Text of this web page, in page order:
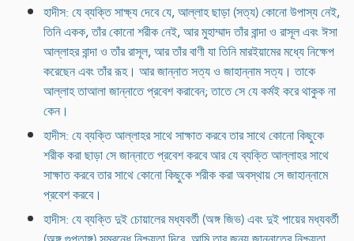
হাদীস: যে ব্যক্তি সাক্ষ্য দেবে যে, আল্লাহ ছাড়া (সত্য) কোনো উপাস্য নেই,
তিনি একক, তাঁর কোনো শরীক নেই, আর মুহাম্মাদ তাঁর বান্দা ও রাসূল এবং ঈসা
আল্লাহর বান্দা ও তাঁর রাসূল, আর তাঁর বাণী যা তিনি মারইয়ামের মধ্যে নিক্ষেপ
করেছেন এবং তাঁর রূহ। আর জান্নাত সত্য ও জাহান্নাম সত্য। তাকে
আল্লাহ তাআলা জান্নাতে প্রবেশ করাবেন; তাতে সে যে কর্মই করে থাকুক না
কেন।
হাদীস: যে ব্যক্তি আল্লাহর সাথে সাক্ষাত করবে তার সাথে কোনো কিছুকে
শরীক করা ছাড়া সে জান্নাতে প্রবেশ করবে আর যে ব্যক্তি আল্লাহর সাথে
সাক্ষাত করবে তার সাথে কোনো কিছুকে শরীক করা অবস্থায় সে জাহান্নামে
প্রবেশ করবে।
হাদীস: যে ব্যক্তি দুই চোয়ালের মধ্যবর্তী (অঙ্গ জিভ) এবং দুই পায়ের মধ্যবর্তী